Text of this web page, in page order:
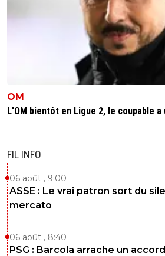
OM
L'OM bientôt en Ligue 2, le coupable a
FIL INFO
06 août , 9:00
ASSE : Le vrai patron sort du
mercato
06 août , 8:40
PSG : Barcola arrache un